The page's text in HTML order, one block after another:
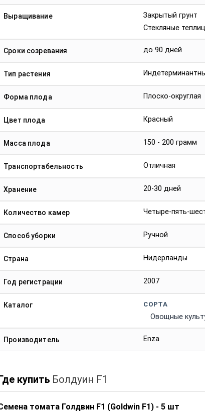
Выращивание
Закрытый грунт
Стекляные
Сроки созревания до 90 дней
Тип растения
Форма плода Плоско-округлая
Цвет плода Красный
Масса плода 150 - 200 грамм
Транспортабельность Отличная
Хранение 20-30 дней
Количество камер Четыре-пять-
Способ уборки Ручной
Страна Нидерланды
Год регистрации 2007
Каталог СОРТА
Овощные
Производитель Enza
купить Болдуин F1
томата Голдвин F1 (Goldwin F1) - 5 шт